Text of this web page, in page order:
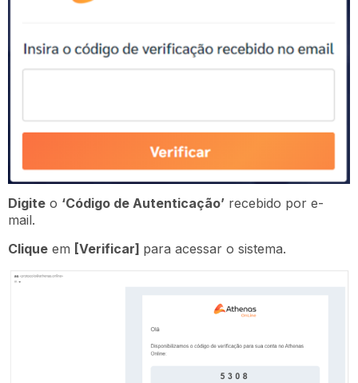
Digite o ‘Código de Autenticação’ recebido por e-
mail.
Clique em [Verificar] para acessar o sistema.